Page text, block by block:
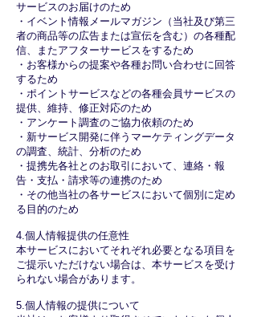
サービスのお届けのため
・イベント情報メールマガジン（当社及び第三
者の商品等の広告または宣伝を含む）の各種配
信、またアフターサービスをするため
・お客様からの提案や各種お問い合わせに回答
するため
・ポイントサービスなどの各種会員サービスの
提供、維持、修正対応のため
・アンケート調査のご協力依頼のため
・新サービス開発に伴うマーケティングデータ
の調査、統計、分析のため
・提携先各社とのお取引において、連絡・報
告・支払・請求等の連携のため
・その他当社の各サービスにおいて個別に定め
る目的のため
4.個人情報提供の任意性
本サービスにおいてそれぞれ必要となる項目を
ご提示いただけない場合は、本サービスを受け
られない場合があります。
5.個人情報の提供について